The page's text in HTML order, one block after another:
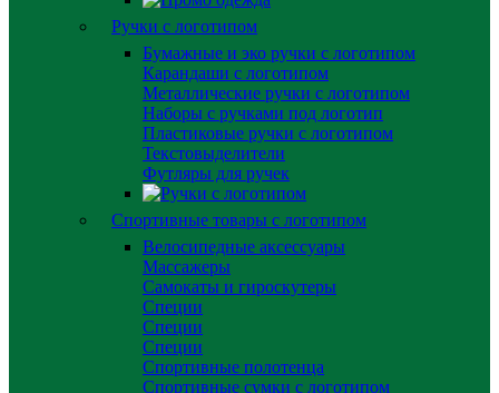
Ручки с логотипом
Бумажные и эко ручки с логотипом
Карандаши с логотипом
Металлические ручки с логотипом
Наборы с ручками под логотип
Пластиковые ручки с логотипом
Текстовыделители
Футляры для ручек
Спортивные товары с логотипом
Велосипедные аксессуары
Массажеры
Самокаты и гироскутеры
Специи
Специи
Специи
Спортивные полотенца
Спортивные сумки с логотипом